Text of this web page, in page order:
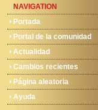
NAVIGATION
Portada
Portal de la comunidad
Actualidad
Cambios recientes
Página aleatoria
Ayuda